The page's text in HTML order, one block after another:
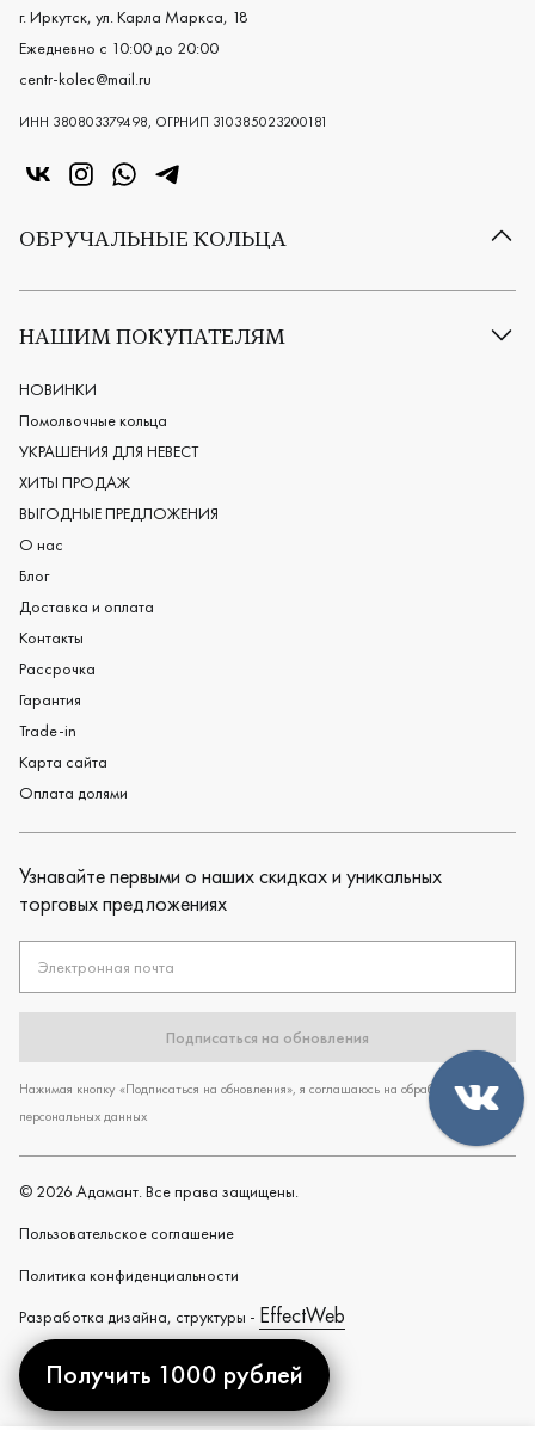
г. Иркутск, ул. Карла Маркса, 18
Ежедневно с 10:00 до 20:00
centr-kolec@mail.ru
ИНН 380803379498, ОГРНИП 310385023200181
«Центр колец» в VK
«Центр колец» в Instagram
«Центр колец» в Whatsapp
«Центр колец» в Telegram
ОБРУЧАЛЬНЫЕ КОЛЬЦА
Все обручальные кольца
Европейские обручальные кольца
Мужские обручальные кольца
Женские обручальные кольца
Обручальные кольца из платины
Дизайнерские обручальные кольца
Черные обручальные кольца
НАШИМ ПОКУПАТЕЛЯМ
НОВИНКИ
Помолвочные кольца
УКРАШЕНИЯ ДЛЯ НЕВЕСТ
ХИТЫ ПРОДАЖ
ВЫГОДНЫЕ ПРЕДЛОЖЕНИЯ
О нас
Блог
Доставка и оплата
Контакты
Рассрочка
Гарантия
Trade-in
Карта сайта
Оплата долями
Узнавайте первыми о наших скидках и уникальных
торговых предложениях
Электронная почта
Подписаться на обновления
Нажимая кнопку «Подписаться на обновления», я соглашаюсь на обработку
персональных данных
© 2026 Адамант. Все права защищены.
Пользовательское cоглашение
Политика конфиденциальности
Разработка дизайна, структуры - EffectWeb
Created by
Получить 1000 рублей